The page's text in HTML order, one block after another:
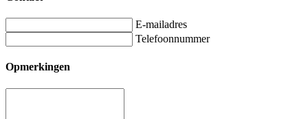
E-mailadres
Telefoonnummer
Opmerkingen